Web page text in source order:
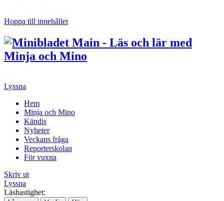
Hoppa till innehållet
Lyssna
Hem
Minja och Mino
Kändis
Nyheter
Veckans fråga
Reporterskolan
För vuxna
Skriv ut
Lyssna
Läshastighet: